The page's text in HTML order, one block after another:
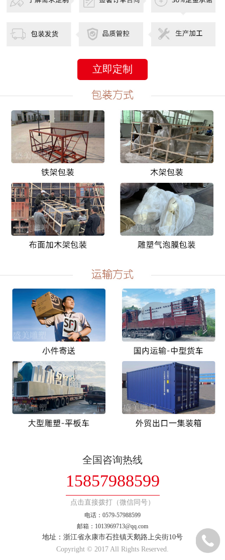
立即定制
全国咨询热线
15857988599
点击直接拨打（微信同号）
电话：0579-57988599
邮箱：1013969713@qq.com
地址：浙江省永康市石拄镇天鹅路上尖街10号
Copyright © 2017 All Rights Reserved.